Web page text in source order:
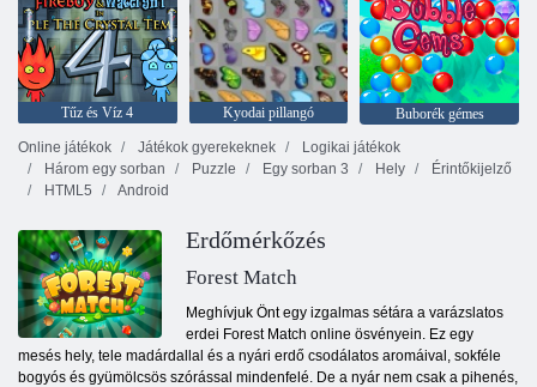
Tűz és Víz 4 Kyodai pillangó
Buborék gémes
Online játékok
Játékok gyerekeknek
Logikai játékok
Három egy sorban
Puzzle Egy sorban 3 Hely
Érintőkijelző
HTML5
Android
Erdőmérkőzés
Forest Match
Meghívjuk Önt egy izgalmas sétára a varázslatos
erdei Forest Match online ösvényein. Ez egy
mesés hely, tele madárdallal és a nyári erdő csodálatos aromáival, sokféle
bogyós és gyümölcsös szórással mindenfelé. De a nyár nem csak a pihenés,